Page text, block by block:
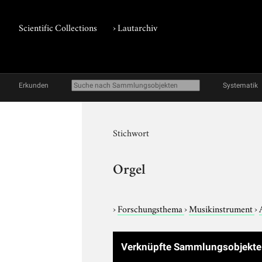
Scientific Collections ›Lautarchiv
Erkunden Systematik
Stichwort
Orgel
›Forschungsthema›Musikinstrument›
Verknüpfte Sammlungsobjekte